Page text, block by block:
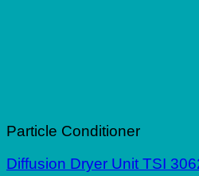
Particle Conditioner
Diffusion Dryer Unit TSI